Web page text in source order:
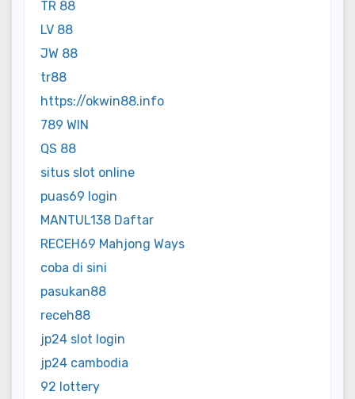
TR 88
LV 88
JW 88
tr88
https://okwin88.info
789 WIN
QS 88
situs slot online
puas69 login
MANTUL138 Daftar
RECEH69 Mahjong Ways
coba di sini
pasukan88
receh88
jp24 slot login
jp24 cambodia
92 lottery